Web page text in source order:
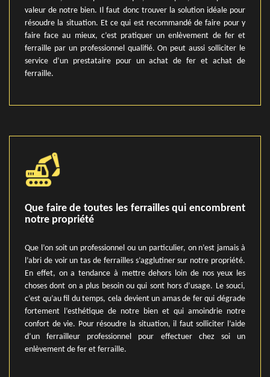
valeur de notre bien. Il faut donc trouver la solution idéale pour
résoudre la situation. Et ce qui est recommandé de faire pour y
faire face au mieux, c’est pratiquer un enlèvement de fer et
ferraille par un professionnel qualifié. On peut aussi solliciter le
service d’un prestataire pour un achat de fer et achat de
ferraille.
Que faire de toutes les ferrailles qui encombrent
notre propriété
Que l’on soit un professionnel ou un particulier, on n’est jamais à
l’abri de voir un tas de ferrailles s’agglutiner sur notre propriété.
En effet, on a tendance à mettre dehors loin de nos yeux les
choses dont on a plus besoin ou qui sont hors d’usage. Le souci,
c’est qu’au fil du temps, cela devient un amas de fer qui dégrade
fortement l’esthétique de notre bien et qui amoindrie notre
confort de vie. Pour résoudre la situation, il faut solliciter l’aide
d’un ferrailleur professionnel pour effectuer chez soi un
enlèvement de fer et ferraille.